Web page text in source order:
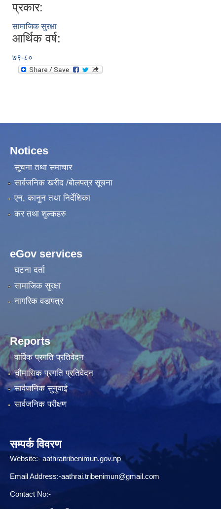
प्रकार:
सामाजिक सुरक्षा
आर्थिक वर्ष:
७९-८०
Notices
सूचना तथा समाचार
सार्वजनिक खरीद /बोलपत्र सूचना
एन, कानुन तथा निर्देशिका
कर तथा शुल्कहरु
eGov services
घटना दर्ता
सामाजिक सुरक्षा
नागरिक वडापत्र
Reports
वार्षिक प्रगति प्रतिवेदन
चौमासिक प्रगति प्रतिवेदन
सार्वजनिक सुनुवाई
सार्वजनिक परीक्षण
सम्पर्क विवरण
Website:-aathraitribenimun.gov.np
Email Address:-aathrai.tribenimun@gmail.com
Contact No:-